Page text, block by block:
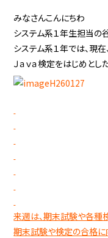
みなさんこんにちわ
システム系１年生担当の
システム系１年では、現
Ｊａｖａ検定をはじめとし
来週は、期末試験や各種
期末試験や検定の合格に